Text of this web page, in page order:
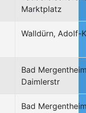
Marktplatz
Walldürn, Adolf-
Bad
Daimlerstr
Bad